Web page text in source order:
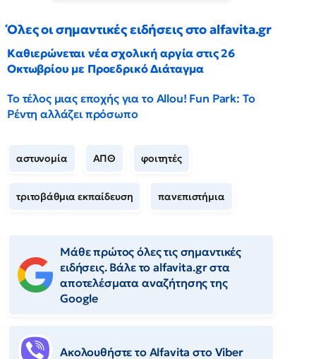
Όλες οι σημαντικές ειδήσεις στο alfavita.gr
Καθιερώνεται νέα σχολική αργία στις 26
Οκτωβρίου με Προεδρικό Διάταγμα
Το τέλος μιας εποχής για το Allou! Fun Park: Το
Ρέντη αλλάζει πρόσωπο
αστυνομία ΑΠΘ φοιτητές
τριτοβάθμια εκπαίδευση πανεπιστήμια
Μάθε πρώτος όλες τις σημαντικές
ειδήσεις. Βάλε το alfavita.gr στα
αποτελέσματα αναζήτησης της
Google
Ακολουθήστε το Αlfavita στο Viber